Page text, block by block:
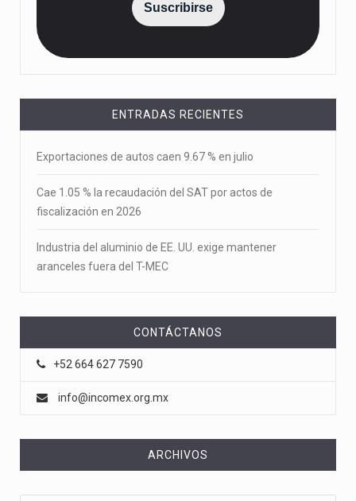
Suscribirse
ENTRADAS RECIENTES
Exportaciones de autos caen 9.67 % en julio
Cae 1.05 % la recaudación del SAT por actos de
fiscalización en 2026
Industria del aluminio de EE. UU. exige mantener
aranceles fuera del T-MEC
CONTÁCTANOS
+52 664 627 7590
info@incomex.org.mx
ARCHIVOS